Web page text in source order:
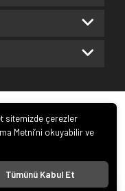
sitemizde çerezler
Metni’ni okuyabilir ve
Tümünü Kabul Et